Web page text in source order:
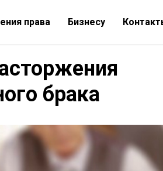
права Бизнесу
брака